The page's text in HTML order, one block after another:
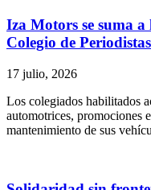
Iza Motors se suma a
Colegio de
17 julio, 2026
Los colegiados habilitados
automotrices, promociones
mantenimiento de sus